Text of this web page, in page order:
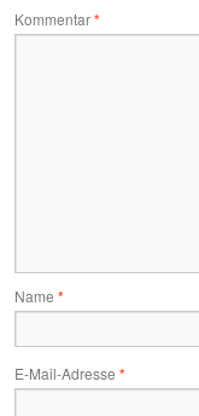
Kommentar*
Name *
E-Mail-Adresse *